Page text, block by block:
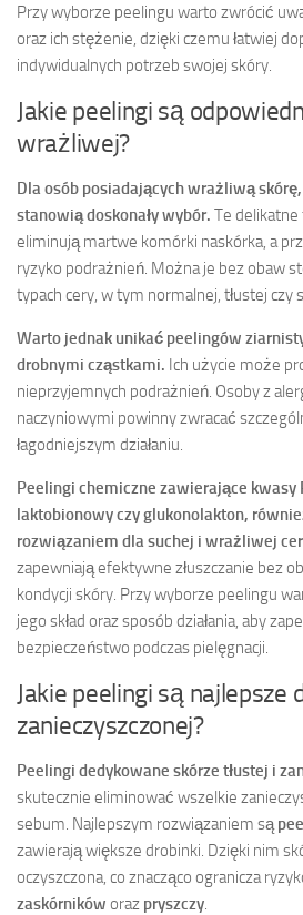
Przy wyborze peelingu warto zwrócić
oraz ich stężenie, dzięki czemu łatwiej
indywidualnych potrzeb swojej skóry.
Jakie peelingi są
wrażliwej?
Dla osób posiadających wrażliwą
stanowią doskonały wybór. Te delikatne
eliminują martwe komórki naskórka, a
ryzyko podrażnień. Można je bez obaw
typach cery, w tym normalnej, tłustej czy
Warto jednak unikać peelingów
drobnymi cząstkami. Ich użycie może
nieprzyjemnych podrażnień. Osoby z
naczyniowymi powinny zwracać
łagodniejszym działaniu.
Peelingi chemiczne zawierające kwasy
laktobionowy czy glukonolakton,
rozwiązaniem dla suchej i wrażliwej
zapewniają efektywne złuszczanie bez
kondycji skóry. Przy wyborze peelingu
jego skład oraz sposób działania, aby
bezpieczeństwo podczas pielęgnacji.
Jakie peelingi są najlepsze
zanieczyszczonej?
Peelingi dedykowane skórze tłustej i
skutecznie eliminować wszelkie
sebum. Najlepszym rozwiązaniem są
zawierają większe drobinki. Dzięki nim
oczyszczona, co znacząco ogranicza
zaskórników oraz pryszczy.